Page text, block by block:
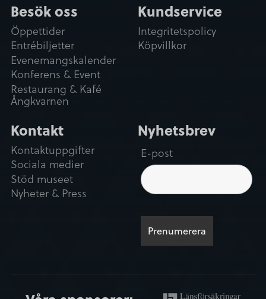
Besök oss
Öppettider
Entrébiljetter
Evenemangskalender
Konferens & Event
Restaurang & Kafé
Ångkvarnen
Kundservice
Integritetspolicy
Köpvillkor
Kontakt
Kontaktuppgifter
Sociala medier
Stöd museet
Nyheter & Press
Nyhetsbrev
E-post